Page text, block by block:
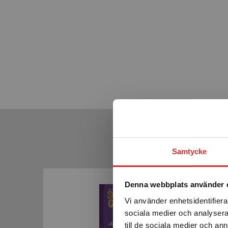
Samtycke
Denna webbplats använder
Vi använder
sociala medier och
till de sociala medier och
Kommande
Framtagen för Gy25